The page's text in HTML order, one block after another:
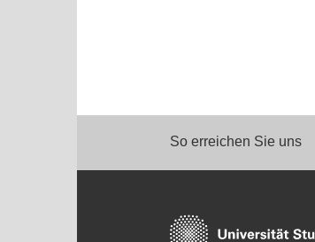
So erreichen Sie uns